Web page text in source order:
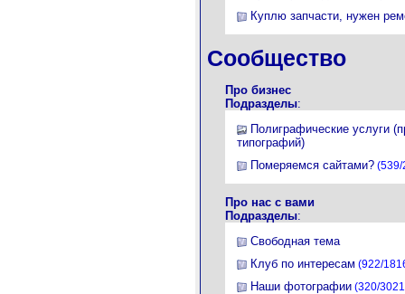
Куплю запчасти, нужен
Сообщество
Про бизнес
Подразделы:
Полиграфические услуги
типографий)
Померяемся сайтами? (539/
Про нас с вами
Подразделы:
Свободная тема
Клуб по интересам (922/
Наши фотографии (320/